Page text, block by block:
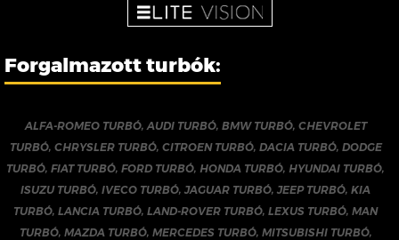
Forgalmazott turbók:
ALFA-ROMEO TURBÓ,AUDI TURBÓ, BMW TURBÓ, CHEVROLET
TURBÓ, CHRYSLER TURBÓ, CITROEN TURBÓ, DACIA TURBÓ, DODGE
TURBÓ,FIAT TURBÓ,FORD TURBÓ, HONDA TURBÓ, HYUNDAI TURBÓ,
ISUZU TURBÓ,IVECO TURBÓ,JAGUAR TURBÓ,JEEP TURBÓ,KIA
TURBÓ,LANCIA TURBÓ,LAND-ROVER TURBÓ,LEXUS TURBÓ,MAN
TURBÓ, MAZDA TURBÓ, MERCEDES TURBÓ, MITSUBISHI TURBÓ,